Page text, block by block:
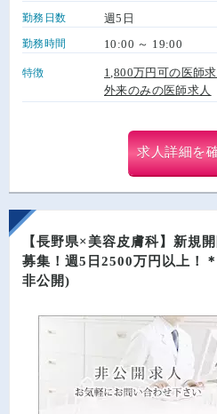
勤務日数 週5日
勤務時間 10:00 ～ 19:00
特徴 1,800万円可の医師求
外来のみの医師求人
求人詳細を
【長野県×美容皮膚科】新規
募集！週5日2500万円以上！
非公開)